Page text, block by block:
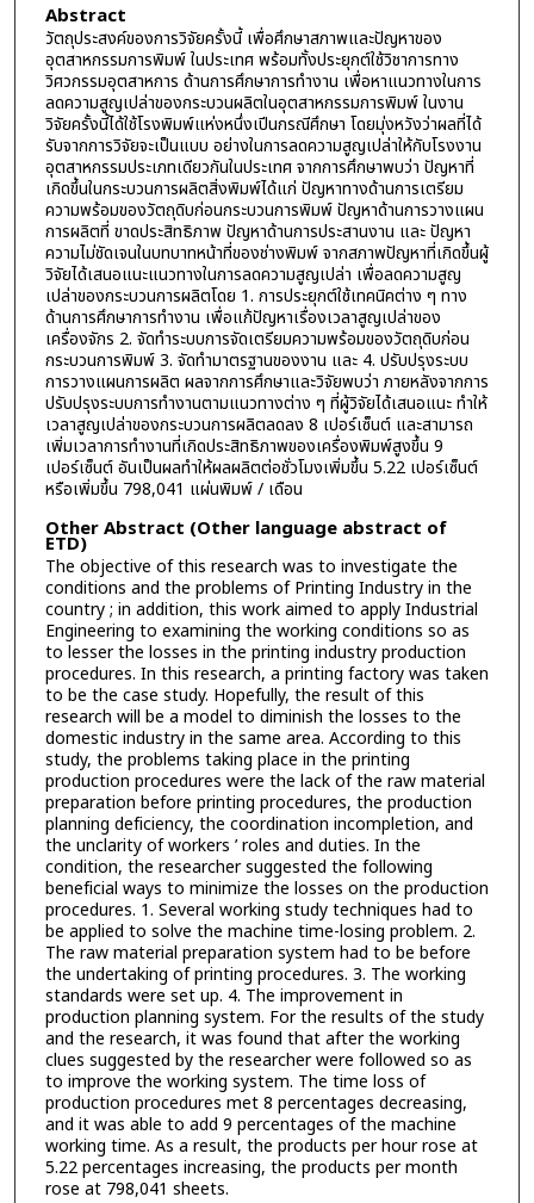
Abstract
วัตถุประสงค์ของการวิจัยครั้งนี้ เพื่อศึกษาสภาพและปัญหาของ
อุตสาหกรรมการพิมพ์ ในประเทศ พร้อมทั้งประยุกต์ใช้วิชาการทาง
วิศวกรรมอุตสาหการ ด้านการศึกษาการทำงาน เพื่อหาแนวทางในการ
ลดความสูญเปล่าของกระบวนผลิตในอุตสาหกรรมการพิมพ์ ในงาน
วิจัยครั้งนี้ได้ใช้โรงพิมพ์แห่งหนึ่งเปีนกรณีศึกษา โดยมุ่งหวังว่าผลที่ได้
รับจากการวิจัยจะเป็นแบบ อย่างในการลดความสูญเปล่าให้กับโรงงาน
อุตสาหกรรมประเภทเดียวกันในประเทศ จากการศึกษาพบว่า ปัญหาที่
เกิดขึ้นในกระบวนการผลิตสิ่งพิมพ์ได้แก่ ปัญหาทางด้านการเตรียม
ความพร้อมของวัตถุดิบก่อนกระบวนการพิมพ์ ปัญหาด้านการวางแผน
การผลิตที่ ขาดประสิทธิภาพ ปัญหาด้านการประสานงาน และ ปัญหา
ความไม่ชัดเจนในบทบาทหน้าที่ของช่างพิมพ์ จากสภาพปัญหาที่เกิดขึ้นผู้
วิจัยได้เสนอแนะแนวทางในการลดความสูญเปล่า เพื่อลดความสูญ
เปล่าของกระบวนการผลิตโดย 1. การประยุกต์ใช้เทคนิคต่าง ๆ ทาง
ด้านการศึกษาการทำงาน เพื่อแก้ปัญหาเรื่องเวลาสูญเปล่าของ
เครื่องจักร 2. จัดทำระบบการจัดเตรียมความพร้อมของวัตถุดิบก่อน
กระบวนการพิมพ์ 3. จัดทำมาตรฐานของงาน และ 4. ปรับปรุงระบบ
การวางแผนการผลิต ผลจากการศึกษาและวิจัยพบว่า ภายหลังจากการ
ปรับปรุงระบบการทำงานตามแนวทางต่าง ๆ ที่ผู้วิจัยได้เสนอแนะ ทำให้
เวลาสูญเปล่าของกระบวนการผลิตลดลง 8 เปอร์เซ็นต์ และสามารถ
เพิ่มเวลาการทำงานที่เกิดประสิทธิภาพของเครื่องพิมพ์สูงขึ้น 9
เปอร์เซ็นต์ อันเป็นผลทำให้ผลผลิตต่อชั่วโมงเพิ่มขึ้น 5.22 เปอร์เซ็นต์
หรือเพิ่มขึ้น 798,041 แผ่นพิมพ์ / เดือน
Other Abstract (Other language abstract of
ETD)
The objective of this research was to investigate the
conditions and the problems of Printing Industry in the
country ; in addition, this work aimed to apply Industrial
Engineering to examining the working conditions so as
to lesser the losses in the printing industry production
procedures. In this research, a printing factory was taken
to be the case study. Hopefully, the result of this
research will be a model to diminish the losses to the
domestic industry in the same area. According to this
study, the problems taking place in the printing
production procedures were the lack of the raw material
preparation before printing procedures, the production
planning deficiency, the coordination incompletion, and
the unclarity of workers ’ roles and duties. In the
condition, the researcher suggested the following
beneficial ways to minimize the losses on the production
procedures. 1. Several working study techniques had to
be applied to solve the machine time-losing problem. 2.
The raw material preparation system had to be before
the undertaking of printing procedures. 3. The working
standards were set up. 4. The improvement in
production planning system. For the results of the study
and the research, it was found that after the working
clues suggested by the researcher were followed so as
to improve the working system. The time loss of
production procedures met 8 percentages decreasing,
and it was able to add 9 percentages of the machine
working time. As a result, the products per hour rose at
5.22 percentages increasing, the products per month
rose at 798,041 sheets.